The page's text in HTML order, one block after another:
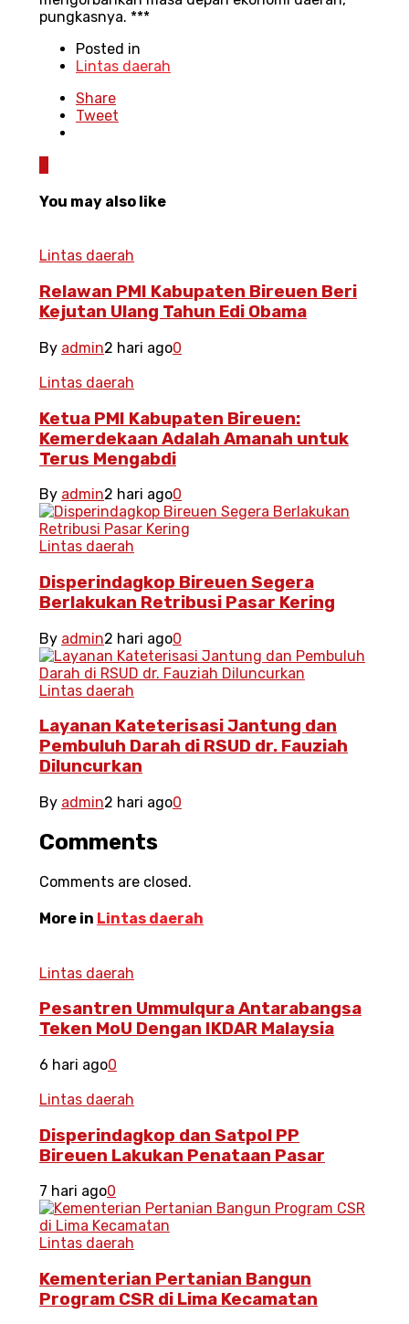
pungkasnya. ***
Posted in
Lintas daerah
Share
Tweet
You may also like
Lintas daerah
Relawan PMI Kabupaten Bireuen Beri
Kejutan Ulang Tahun Edi Obama
By admin2 hari ago0
Lintas daerah
Ketua PMI Kabupaten Bireuen:
Kemerdekaan Adalah Amanah untuk
Terus Mengabdi
By admin2 hari ago0
Lintas daerah
Disperindagkop Bireuen Segera
Berlakukan Retribusi Pasar Kering
By admin2 hari ago0
Lintas daerah
Layanan Kateterisasi Jantung dan
Pembuluh Darah di RSUD dr. Fauziah
Diluncurkan
By admin2 hari ago0
Comments
Comments are closed.
More in Lintas daerah
Lintas daerah
Pesantren Ummulqura Antarabangsa
Teken MoU Dengan IKDAR Malaysia
6 hari ago0
Lintas daerah
Disperindagkop dan Satpol PP
Bireuen Lakukan Penataan Pasar
7 hari ago0
Lintas daerah
Kementerian Pertanian Bangun
Program CSR di Lima Kecamatan